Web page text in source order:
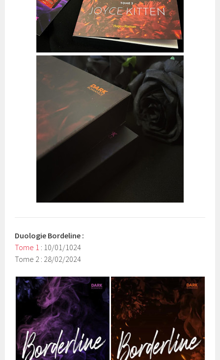
Duologie Bordeline :
Tome 1 : 10/01/1024
Tome 2 : 28/02/2024